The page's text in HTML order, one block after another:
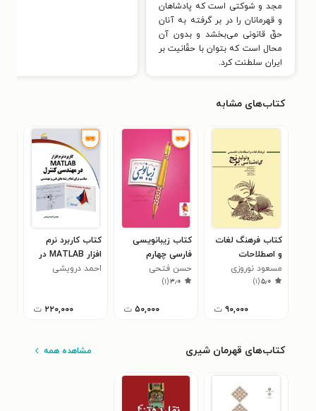
مجد و شوکتی است که پادشاهان
و قهرمانان را در بر گرفته به آنان
حقّ قانونی می‌بخشد و بدون آن
محال است که بتوان با حقّانیت بر
ایران سلطنت کرد.
کتاب‌های مشابه
کتاب فرهنگ لغات
و اصطلاحات
تخصصی گیاه
شناسی و تولید برنج
مسعود نوروزی
۵٫۰(۱)
۹۰,۰۰۰ ت
کتاب زیبانویسی
فارسی چهارم
ابتدایی
حسن فتحی
۳٫۰(۱)
۵۰,۰۰۰ ت
کتاب کاربرد نرم
افزار MATLAB در
مهندسی کنترل
احمد درویشی
۲۲۰,۰۰۰ ت
کتاب‌های قهرمان شیری مشاهده همه